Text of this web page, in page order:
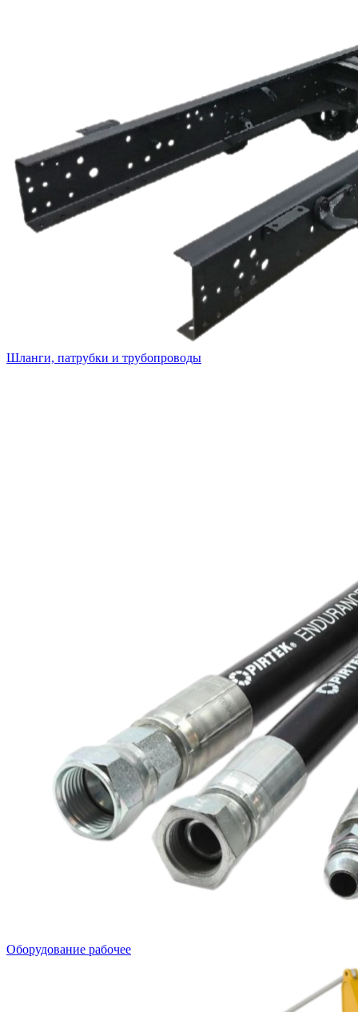
Шланги, патрубки и трубопроводы
Оборудование рабочее